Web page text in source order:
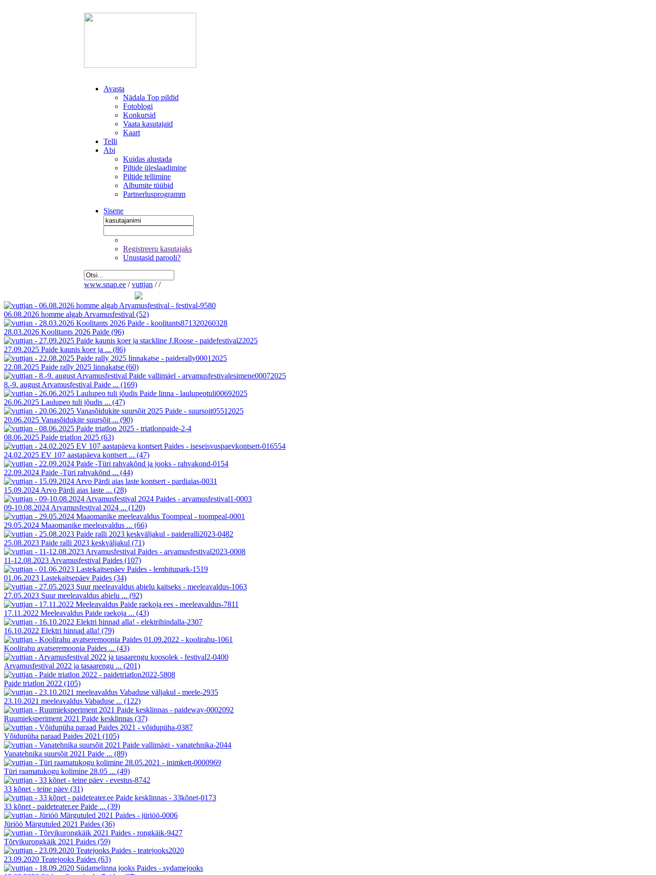
Avasta
Nädala Top pildid
Fotoblogi
Konkursid
Vaata kasutajaid
Kaart
Telli
Abi
Kuidas alustada
Piltide üleslaadimine
Piltide tellimine
Albumite tüübid
Partnerlusprogramm
Sisene
Registreeru kasutajaks
Unustasid parooli?
www.snap.ee / vuttjan / /
06.08.2026 homme algab Arvamusfestival (52)
28.03.2026 Koolitants 2026 Paide (96)
27.09.2025 Paide kaunis koer ja ... (86)
22.08.2025 Paide rally 2025 linnakatse (60)
8.-9. august Arvamusfestival Paide ... (169)
26.06.2025 Laulupeo tuli jõudis ... (47)
20.06.2025 Vanasõidukite suursõit ... (90)
08.06.2025 Paide triatlon 2025 (63)
24.02.2025 EV 107 aastapäeva kontsert ... (47)
22.09.2024 Paide -Türi rahvakõnd ... (44)
15.09.2024 Arvo Pärdi aias laste ... (28)
09-10.08.2024 Arvamusfestival 2024 ... (120)
29.05.2024 Maaomanike meeleavaldus ... (66)
25.08.2023 Paide ralli 2023 keskväljakul (71)
11-12.08.2023 Arvamusfestival Paides (107)
01.06.2023 Lastekaitsepäev Paides (34)
27.05.2023 Suur meeleavaldus abielu ... (92)
17.11.2022 Meeleavaldus Paide raekoja ... (43)
16.10.2022 Elektri hinnad alla! (79)
Koolirahu avatseremoonia Paides ... (43)
Arvamusfestival 2022 ja tasaarengu ... (201)
Paide triatlon 2022 (105)
23.10.2021 meeleavaldus Vabaduse ... (122)
Ruumieksperiment 2021 Paide kesklinnas (37)
Võidupüha paraad Paides 2021 (105)
Vanatehnika suursõit 2021 Paide ... (89)
Türi raamatukogu kolimine 28.05 ... (49)
33 kõnet - teine päev (31)
33 kõnet - paideteater.ee Paide ... (39)
Jüriöö Märgutuled 2021 Paides (36)
Tõrvikurongkäik 2021 Paides (59)
23.09.2020 Teatejooks Paides (63)